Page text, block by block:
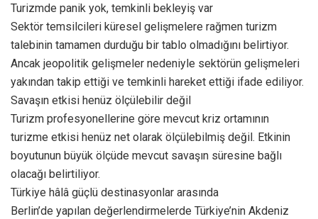
Turizmde panik yok, temkinli bekleyiş var
Sektör temsilcileri küresel gelişmelere rağmen turizm
talebinin tamamen durduğu bir tablo olmadığını belirtiyor.
Ancak jeopolitik gelişmeler nedeniyle sektörün gelişmeleri
yakından takip ettiği ve temkinli hareket ettiği ifade ediliyor.
Savaşın etkisi henüz ölçülebilir değil
Turizm profesyonellerine göre mevcut kriz ortamının
turizme etkisi henüz net olarak ölçülebilmiş değil. Etkinin
boyutunun büyük ölçüde mevcut savaşın süresine bağlı
olacağı belirtiliyor.
Türkiye hâlâ güçlü destinasyonlar arasında
Berlin’de yapılan değerlendirmelerde Türkiye’nin Akdeniz